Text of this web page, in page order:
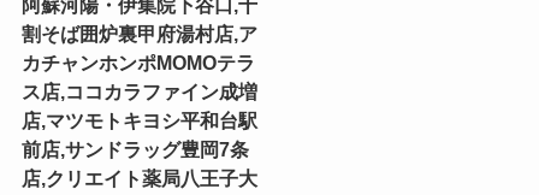
阿蘇河陽・伊集院下谷口,十
割そば囲炉裏甲府湯村店,ア
カチャンホンポMOMOテラ
ス店,ココカラファイン成増
店,マツモトキヨシ平和台駅
前店,サンドラッグ豊岡7条
店,クリエイト薬局八王子大